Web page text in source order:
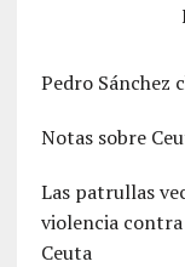
Pedro Sánchez
Notas sobre
Las patrullas
violencia
Ceuta